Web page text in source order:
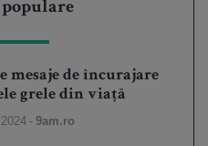
mesaje de încurajare
grele din viață
-9am.ro